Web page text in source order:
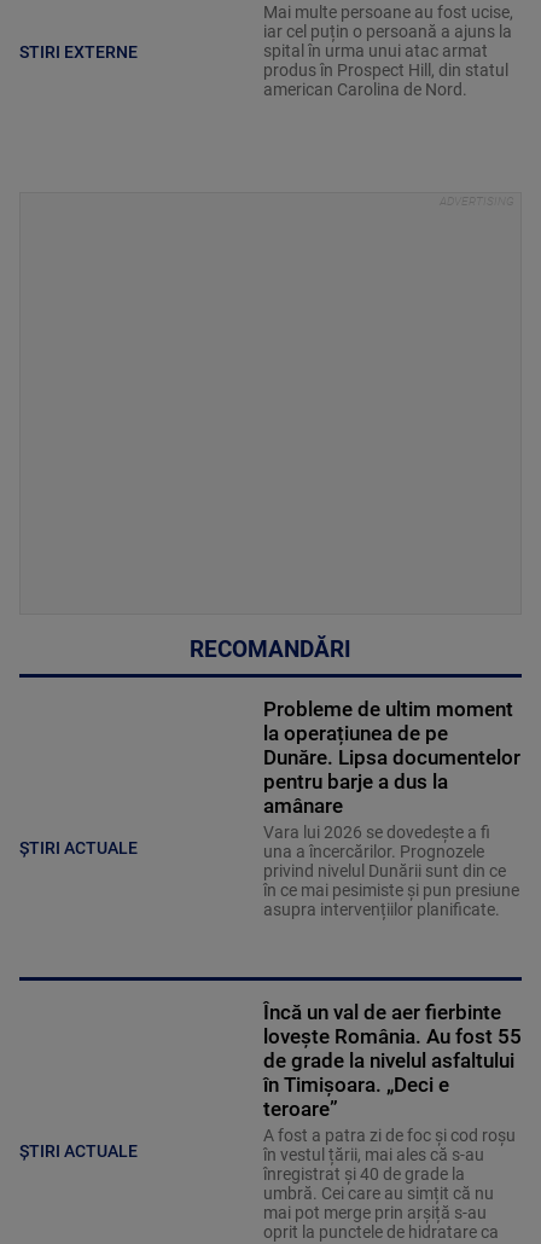
STIRI EXTERNE
Mai multe persoane au fost ucise,
iar cel puțin o persoană a ajuns la
spital în urma unui atac armat
produs în Prospect Hill, din statul
american Carolina de Nord.
RECOMANDĂRI
ȘTIRI ACTUALE
Probleme de ultim moment
la operațiunea de pe
Dunăre. Lipsa documentelor
pentru barje a dus la
amânare
Vara lui 2026 se dovedește a fi
una a încercărilor. Prognozele
privind nivelul Dunării sunt din ce
în ce mai pesimiste și pun presiune
asupra intervențiilor planificate.
ȘTIRI ACTUALE
Încă un val de aer fierbinte
lovește România. Au fost 55
de grade la nivelul asfaltului
în Timișoara. „Deci e
teroare”
A fost a patra zi de foc și cod roșu
în vestul țării, mai ales că s-au
înregistrat și 40 de grade la
umbră. Cei care au simțit că nu
mai pot merge prin arșiță s-au
oprit la punctele de hidratare ca